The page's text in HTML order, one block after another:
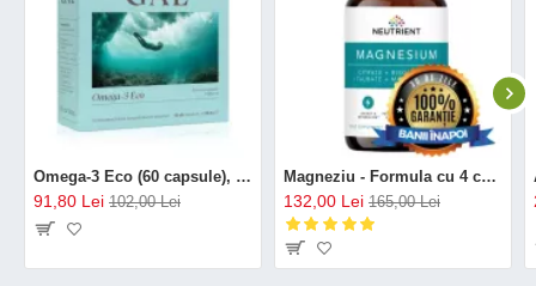
Omega-3 Eco (60 capsule), GAL
91,80 Lei 102,00 Lei
Magneziu - Formula cu 4 chelați (120 capsule), Neutrient
132,00 Lei 165,00 Lei